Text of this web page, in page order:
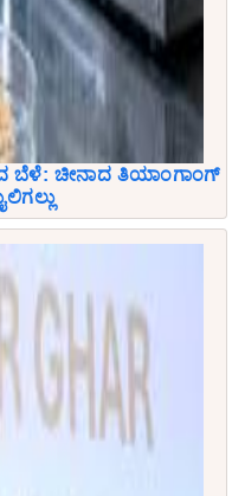
ಬೆಳೆ: ಚೀನಾದ ತಿಯಾಂಗಾಂಗ್